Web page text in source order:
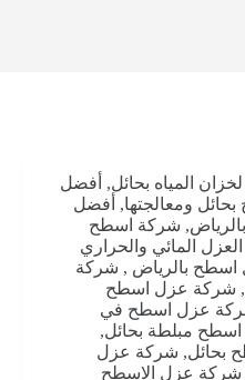
المياه بحائل, أفضل
ومعالجتها, أفضل
, شركة اسطح
المائي والحراري
بالرياض , شركة
, شركة عزل اسطح
عزل اسطح في
مبلطة بحائل,
بحائل, شركة عزل
شركة عزل الاسطح